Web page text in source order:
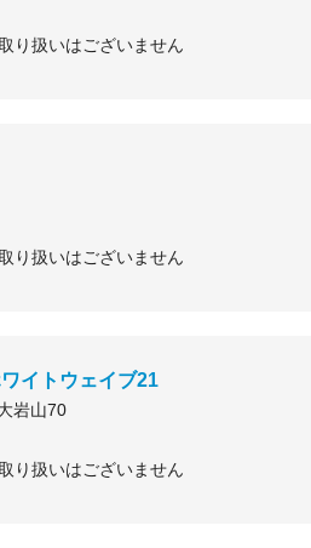
り扱いはございません
り扱いはございません
イトウェイブ21
岩山70
り扱いはございません